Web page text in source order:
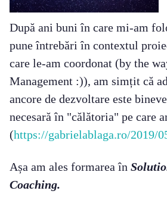
După ani buni în care mi-am
pune întrebări în contextul
care le-am coordonat (by the
Management :)), am simțit că
ancore de dezvoltare este
necesară în "călătoria" pe care
(https://gabrielablaga.ro/2019/
Așa am ales formarea în
Coaching.